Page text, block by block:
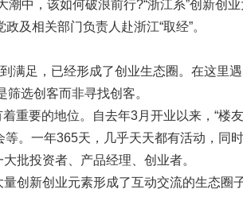
中，该如何破浪前行?“浙江系”创新创
及相关部门负责人赴浙江“取经”。
满足，已经形成了创业生态圈。在这里
筛选创客而非寻找创客。
重要的地位。自去年3月开业以来，“楼
。一年365天，几乎天天都有活动，同
批投资者、产品经理、创业者。
创新创业元素形成了互动交流的生态圈